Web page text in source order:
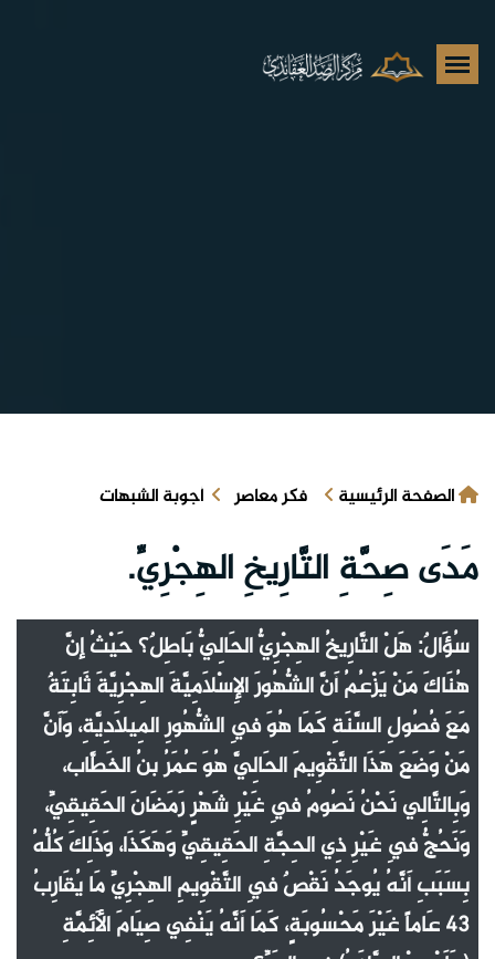
الصفحة الرئيسية فكر معاصر أجوبة الشبهات
مَدَى صِحَّةِ التَّارِيخِ الهِجْرِيِّ.
سُؤَالٌ: هَلْ التَّارِيخُ الهِجْرِيُّ الحَالِيُّ بَاطِلٌ؟ حَيْثُ إنَّ
هُنَاكَ مَنْ يَزْعُمُ أَنَّ الشُّهُورَ الإِسْلَامِيَّةَ الهِجْرِيَّةَ ثَابِتَةٌ
مَعَ فُصُولِ السَّنَةِ كَمَا هُوَ فِي الشُّهُورِ المِيلَادِيَّةِ، وَأَنَّ
مَنْ وَضَعَ هَذَا التَّقْوِيمَ الحَالِيَّ هُوَ عُمَرُ بنُ الخَطَّاب،
وَبِالتَّالِي نَحْنُ نَصُومُ فِي غَيْرِ شَهْرٍ رَمَضَانَ الحَقِيقِيِّ،
وَنَحُجُّ فِي غَيْرِ ذِي الحِجَّةِ الحَقِيقِيِّ وَهَكَذَا، وَذَلِكَ كُلُّهُ
بِسَبَبِ أَنَّهُ يُوجَدُ نَقْصٌ فِي التَّقْوِيمِ الهِجْرِيِّ مَا يُقَارِبُ
43 عَاماً غَيْرَ مَحْسُوبَةٍ، كَمَا أَنَّهُ يَنْفِي صِيَامَ الأَئِمَّةِ